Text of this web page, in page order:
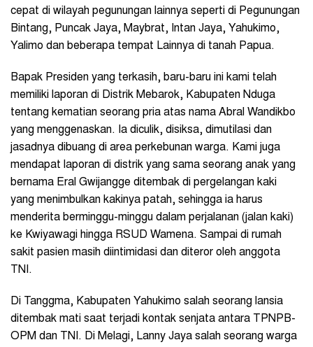
cepat di wilayah pegunungan lainnya seperti di Pegunungan
Bintang, Puncak Jaya, Maybrat, Intan Jaya, Yahukimo,
Yalimo dan beberapa tempat Lainnya di tanah Papua.
Bapak Presiden yang terkasih, baru-baru ini kami telah
memiliki laporan di Distrik Mebarok, Kabupaten Nduga
tentang kematian seorang pria atas nama Abral Wandikbo
yang menggenaskan. Ia diculik, disiksa, dimutilasi dan
jasadnya dibuang di area perkebunan warga. Kami juga
mendapat laporan di distrik yang sama seorang anak yang
bernama Eral Gwijangge ditembak di pergelangan kaki
yang menimbulkan kakinya patah, sehingga ia harus
menderita berminggu-minggu dalam perjalanan (jalan kaki)
ke Kwiyawagi hingga RSUD Wamena. Sampai di rumah
sakit pasien masih diintimidasi dan diteror oleh anggota
TNI.
Di Tanggma, Kabupaten Yahukimo salah seorang lansia
ditembak mati saat terjadi kontak senjata antara TPNPB-
OPM dan TNI. Di Melagi, Lanny Jaya salah seorang warga